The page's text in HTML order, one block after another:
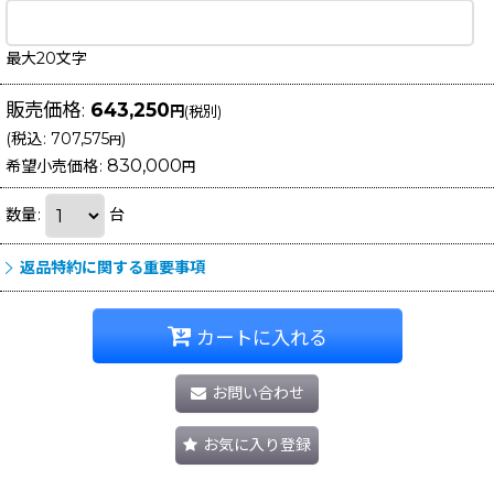
最大20文字
販売価格: 643,250円(税別)
(税込: 707,575円)
希望小売価格: 830,000 円
数量: 台
返品特約に関する重要事項
カートに入れる
お問い合わせ
お気に入り登録